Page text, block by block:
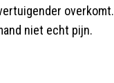
overkomt.
niet echt pijn.